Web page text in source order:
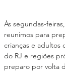
Às segundas-
reunimos para
crianças e adultos
do RJ e regiões
preparo por volta